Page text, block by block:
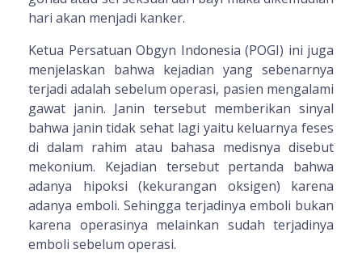
hari akan menjadi kanker.
Ketua Persatuan Obgyn Indonesia (POGI) ini juga
menjelaskan bahwa kejadian yang sebenarnya
terjadi adalah sebelum operasi, pasien mengalami
gawat janin. Janin tersebut memberikan sinyal
bahwa janin tidak sehat lagi yaitu keluarnya feses
di dalam rahim atau bahasa medisnya disebut
mekonium. Kejadian tersebut pertanda bahwa
adanya hipoksi (kekurangan oksigen) karena
adanya emboli. Sehingga terjadinya emboli bukan
karena operasinya melainkan sudah terjadinya
emboli sebelum operasi.